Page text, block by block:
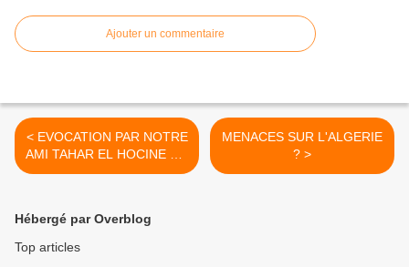
Ajouter un commentaire
< EVOCATION PAR NOTRE
AMI TAHAR EL HOCINE DU
MASSACRE DES
MENACES SUR L'ALGERIE
? >
Hébergé par Overblog
Top articles